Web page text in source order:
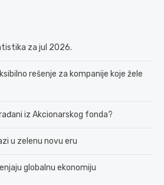
za jul 2026.
rešenje za kompanije koje žele
iz Akcionarskog fonda?
u zelenu novu eru
globalnu ekonomiju